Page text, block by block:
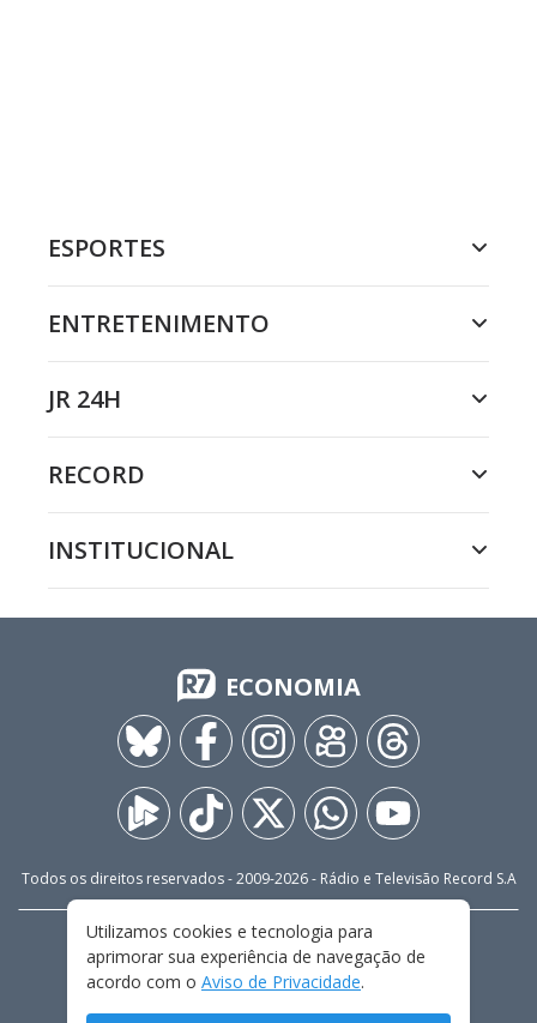
ESPORTES
ENTRETENIMENTO
JR 24H
RECORD
INSTITUCIONAL
ECONOMIA
Todos os direitos reservados - 2009-2026- Rádio e Televisão Record S.A
FALE CONOSCO
PRIVACIDADE
TERMOS E CONDIÇÕES DE USO
Utilizamos cookies e tecnologia para
aprimorar sua experiência de navegação de
acordo com o Aviso de Privacidade.